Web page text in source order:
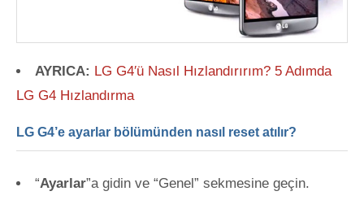
AYRICA: LG G4′ü Nasıl Hızlandırırım? 5 Adımda
LG G4 Hızlandırma
LG G4’e ayarlar bölümünden nasıl reset atılır?
“Ayarlar”a gidin ve “Genel” sekmesine geçin.